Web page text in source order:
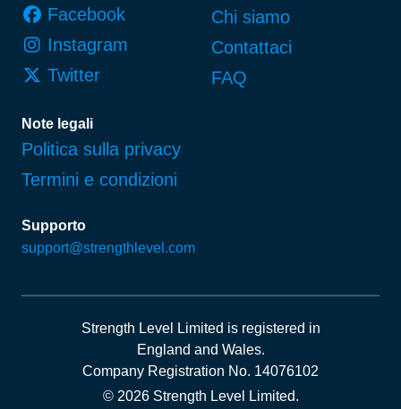
Facebook
Instagram
Twitter
Chi siamo
Contattaci
FAQ
Note legali
Politica sulla privacy
Termini e condizioni
Supporto
support@strengthlevel.com
Strength Level Limited is registered in
England and Wales.
Company Registration No. 14076102
© 2026 Strength Level Limited.